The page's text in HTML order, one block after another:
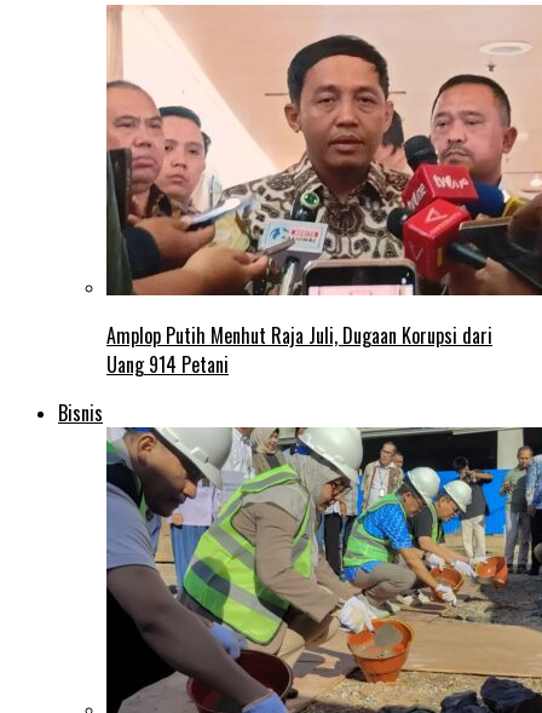
Amplop Putih Menhut Raja Juli, Dugaan Korupsi dari
Uang 914 Petani
Bisnis